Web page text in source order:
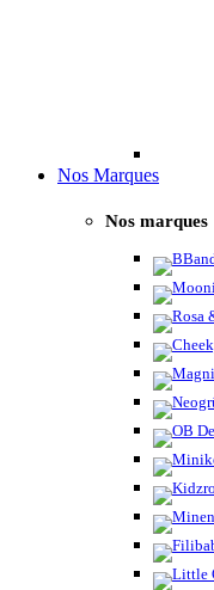
Nos Marques
Nos marques